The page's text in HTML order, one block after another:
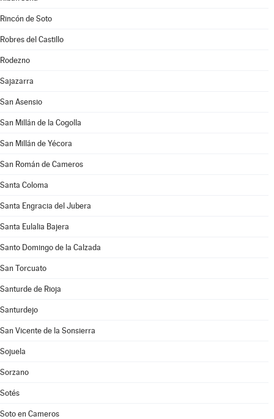
Rincón de Soto
Robres del Castillo
Rodezno
Sajazarra
San Asensio
San Millán de la Cogolla
San Millán de Yécora
San Román de Cameros
Santa Coloma
Santa Engracia del Jubera
Santa Eulalia Bajera
Santo Domingo de la Calzada
San Torcuato
Santurde de Rioja
Santurdejo
San Vicente de la Sonsierra
Sojuela
Sorzano
Sotés
Soto en Cameros